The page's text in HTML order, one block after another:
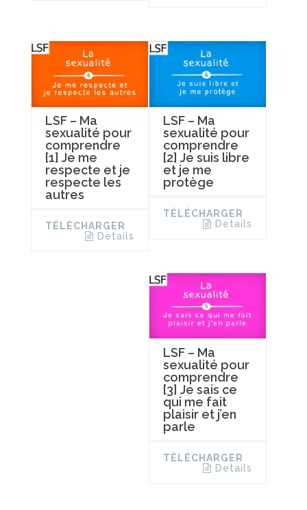
LSF – Ma
sexualité pour
comprendre
[1] Je me
respecte et je
respecte les
autres
TÉLÉCHARGER
Details
LSF – Ma
sexualité pour
comprendre
[2] Je suis libre
et je me
protège
TÉLÉCHARGER
Details
LSF – Ma
sexualité pour
comprendre
[3] Je sais ce
qui me fait
plaisir et j’en
parle
TÉLÉCHARGER
Details